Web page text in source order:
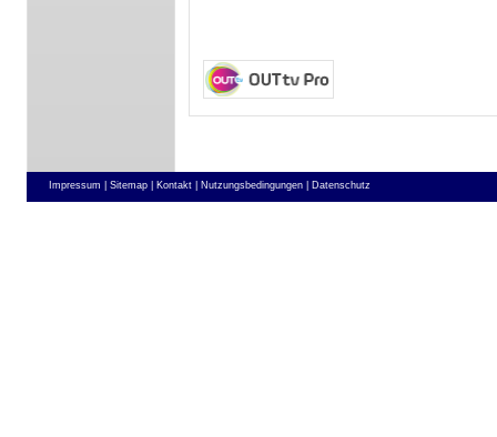
Impressum | Sitemap | Kontakt | Nutzungsbedingungen | Datenschutz